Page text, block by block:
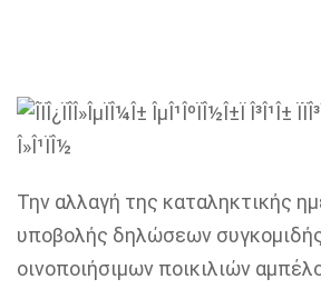
Την αλλαγή της καταληκτικής
υποβολής δηλώσεων
οινοποιήσιμων ποικιλιών